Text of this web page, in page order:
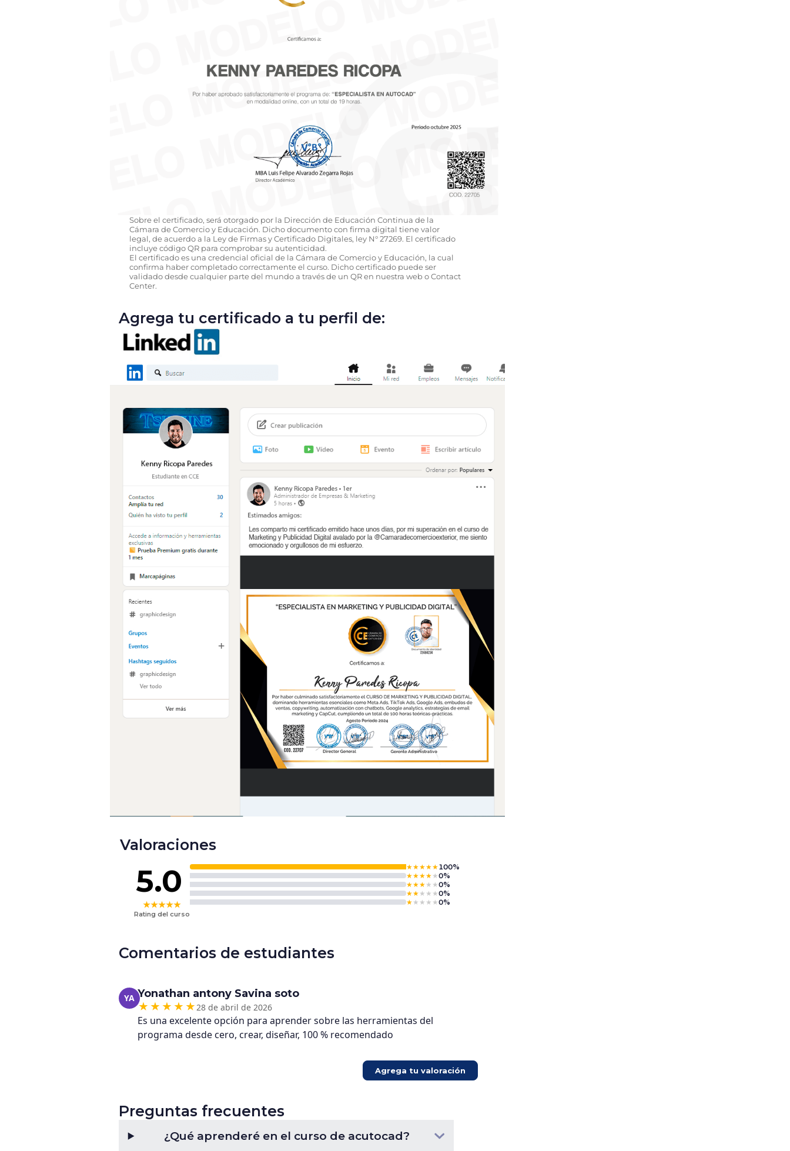
Sobre el certificado, será otorgado por la Dirección de Educación Continua de la
Cámara de Comercio y Educación. Dicho documento con firma digital tiene valor
legal, de acuerdo a la Ley de Firmas y Certificado Digitales, ley N° 27269. El certificado
incluye código QR para comprobar su autenticidad.
El certificado es una credencial oficial de la Cámara de Comercio y Educación, la cual
confirma haber completado correctamente el curso. Dicho certificado puede ser
validado desde cualquier parte del mundo a través de un QR en nuestra web o Contact
Center.
Agrega tu certificado a tu perfil de:
Valoraciones
5.0
★★★★★
Rating del curso
★★★★★100%
★★★★ ★0%
★★★ ★ ★0%
★★ ★ ★ ★0%
★ ★ ★ ★ ★0%
Comentarios de estudiantes
YA Yonathan antony Savina soto
28 de abril de 2026
Es una excelente opción para aprender sobre las herramientas del
programa desde cero, crear, diseñar, 100 % recomendado
Agrega tu valoración
Preguntas frecuentes
¿Qué aprenderé en el curso de acutocad?